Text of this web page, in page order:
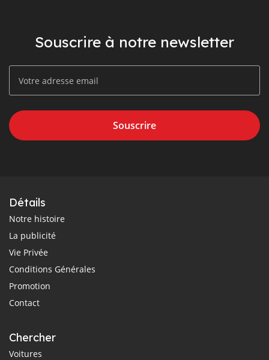
Souscrire à notre newsletter
Souscrire
Détails
Notre histoire
La publicité
Vie Privée
Conditions Générales
Promotion
Contact
Chercher
Voitures